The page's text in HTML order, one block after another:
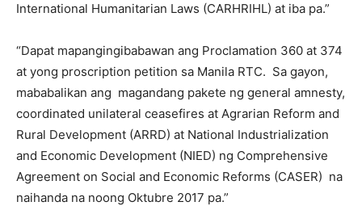
International Humanitarian Laws (CARHRIHL) at iba pa.”
“Dapat mapangingibabawan ang Proclamation 360 at 374
at yong proscription petition sa Manila RTC. Sa gayon,
mababalikan ang magandang pakete ng general amnesty,
coordinated unilateral ceasefires at Agrarian Reform and
Rural Development (ARRD) at National Industrialization
and Economic Development (NIED) ng Comprehensive
Agreement on Social and Economic Reforms (CASER) na
naihanda na noong Oktubre 2017 pa.”